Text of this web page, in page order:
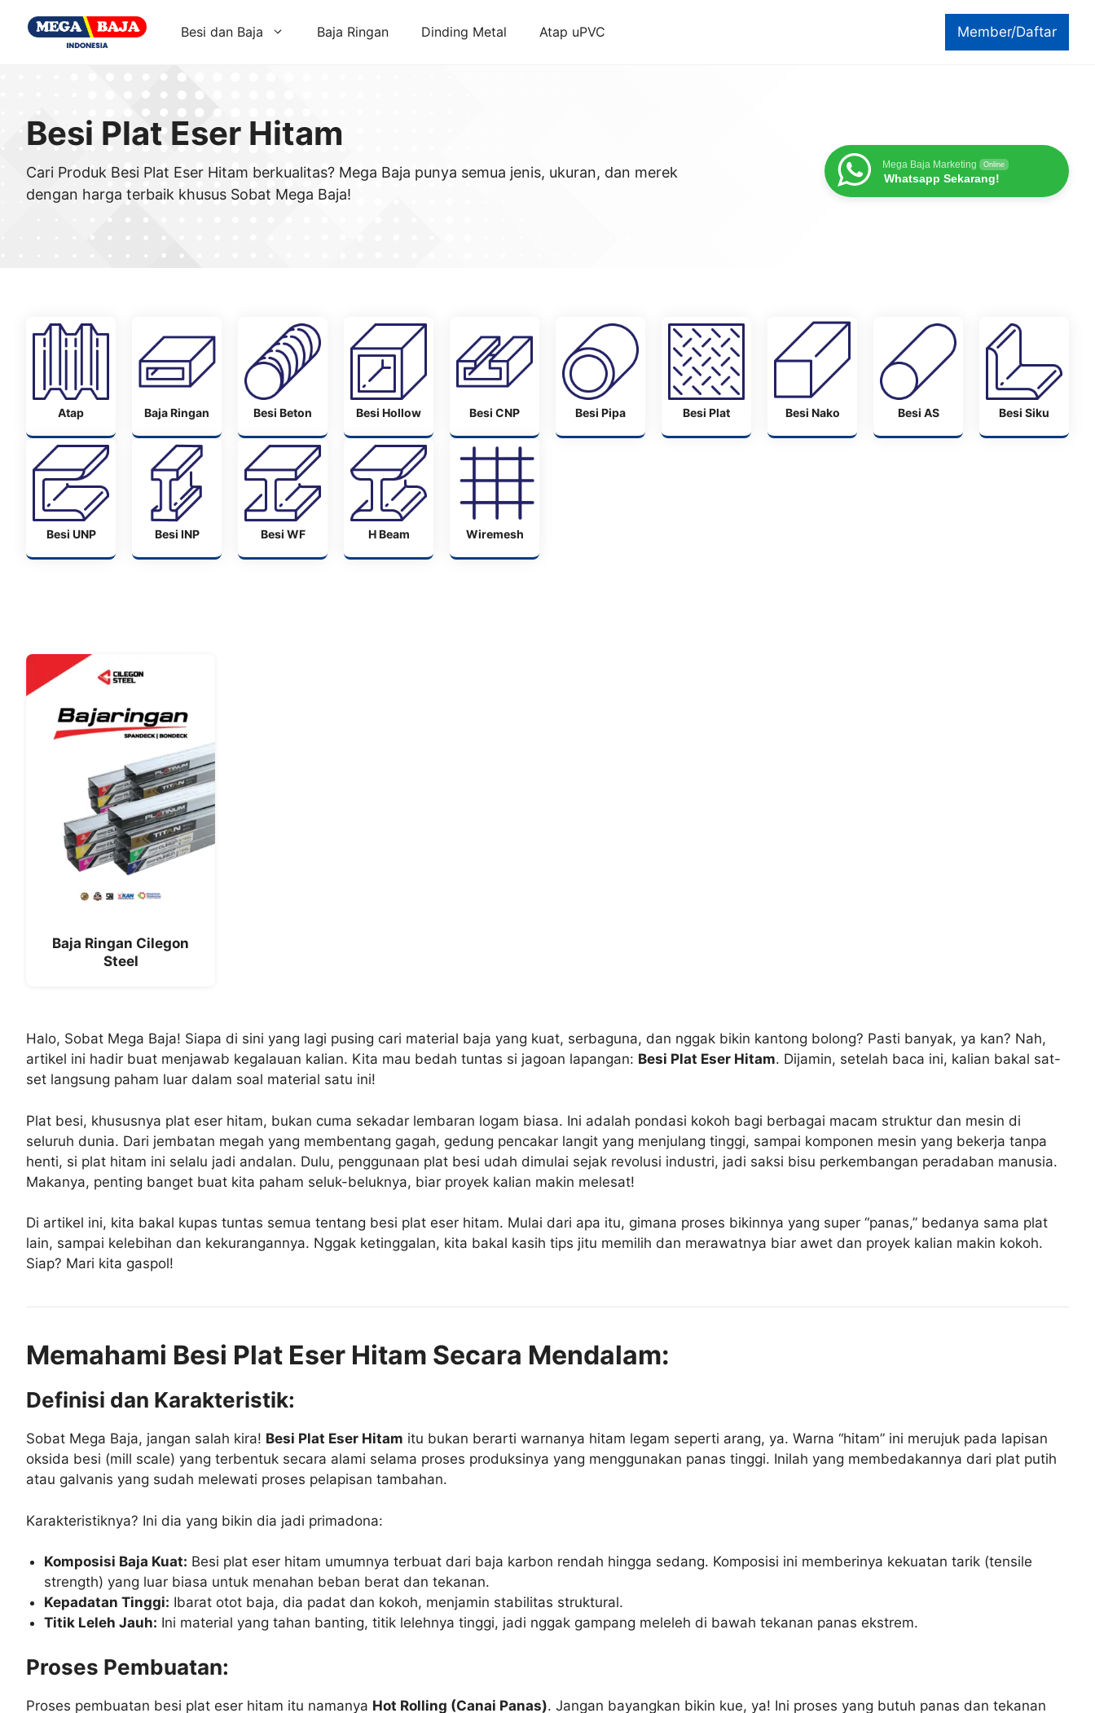
Member/Daftar
Besi dan Baja Baja Ringan Dinding Metal Atap uPVC
Besi Plat Eser Hitam
Cari Produk Besi Plat Eser Hitam berkualitas? Mega Baja punya semua jenis, ukuran, dan merek
dengan harga terbaik khusus Sobat Mega Baja!
Mega Baja Marketing Online
Whatsapp Sekarang!
Atap Baja Ringan Besi Beton Besi Hollow Besi CNP Besi Pipa Besi Plat Besi Nako Besi AS Besi Siku
Besi UNP Besi INP Besi WF H Beam Wiremesh
Baja Ringan Cilegon
Steel
Halo, Sobat Mega Baja! Siapa di sini yang lagi pusing cari material baja yang kuat, serbaguna, dan nggak bikin kantong bolong? Pasti banyak, ya kan? Nah,
artikel ini hadir buat menjawab kegalauan kalian. Kita mau bedah tuntas si jagoan lapangan: Besi Plat Eser Hitam. Dijamin, setelah baca ini, kalian bakal sat-
set langsung paham luar dalam soal material satu ini!
Plat besi, khususnya plat eser hitam, bukan cuma sekadar lembaran logam biasa. Ini adalah pondasi kokoh bagi berbagai macam struktur dan mesin di
seluruh dunia. Dari jembatan megah yang membentang gagah, gedung pencakar langit yang menjulang tinggi, sampai komponen mesin yang bekerja tanpa
henti, si plat hitam ini selalu jadi andalan. Dulu, penggunaan plat besi udah dimulai sejak revolusi industri, jadi saksi bisu perkembangan peradaban manusia.
Makanya, penting banget buat kita paham seluk-beluknya, biar proyek kalian makin melesat!
Di artikel ini, kita bakal kupas tuntas semua tentang besi plat eser hitam. Mulai dari apa itu, gimana proses bikinnya yang super “panas,” bedanya sama plat
lain, sampai kelebihan dan kekurangannya. Nggak ketinggalan, kita bakal kasih tips jitu memilih dan merawatnya biar awet dan proyek kalian makin kokoh.
Siap? Mari kita gaspol!
Memahami Besi Plat Eser Hitam Secara Mendalam:
Definisi dan Karakteristik:
Sobat Mega Baja, jangan salah kira! Besi Plat Eser Hitam itu bukan berarti warnanya hitam legam seperti arang, ya. Warna “hitam” ini merujuk pada lapisan
oksida besi (mill scale) yang terbentuk secara alami selama proses produksinya yang menggunakan panas tinggi. Inilah yang membedakannya dari plat putih
atau galvanis yang sudah melewati proses pelapisan tambahan.
Karakteristiknya? Ini dia yang bikin dia jadi primadona:
Komposisi Baja Kuat: Besi plat eser hitam umumnya terbuat dari baja karbon rendah hingga sedang. Komposisi ini memberinya kekuatan tarik (tensile
strength) yang luar biasa untuk menahan beban berat dan tekanan.
Kepadatan Tinggi: Ibarat otot baja, dia padat dan kokoh, menjamin stabilitas struktural.
Titik Leleh Jauh: Ini material yang tahan banting, titik lelehnya tinggi, jadi nggak gampang meleleh di bawah tekanan panas ekstrem.
Proses Pembuatan:
Proses pembuatan besi plat eser hitam itu namanya Hot Rolling (Canai Panas). Jangan bayangkan bikin kue, ya! Ini proses yang butuh panas dan tekanan